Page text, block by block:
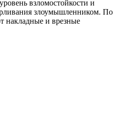
взломостойкости и
злоумышленником. По
накладные и врезные